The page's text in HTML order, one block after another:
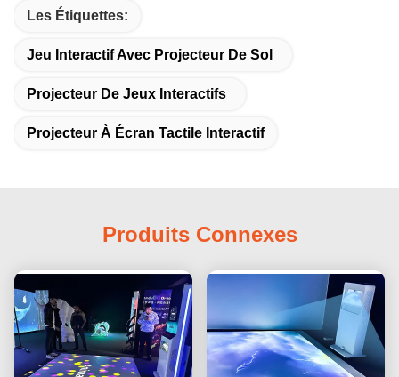
Les Étiquettes:
Jeu Interactif Avec Projecteur De Sol
Projecteur De Jeux Interactifs
Projecteur À Écran Tactile Interactif
Produits Connexes